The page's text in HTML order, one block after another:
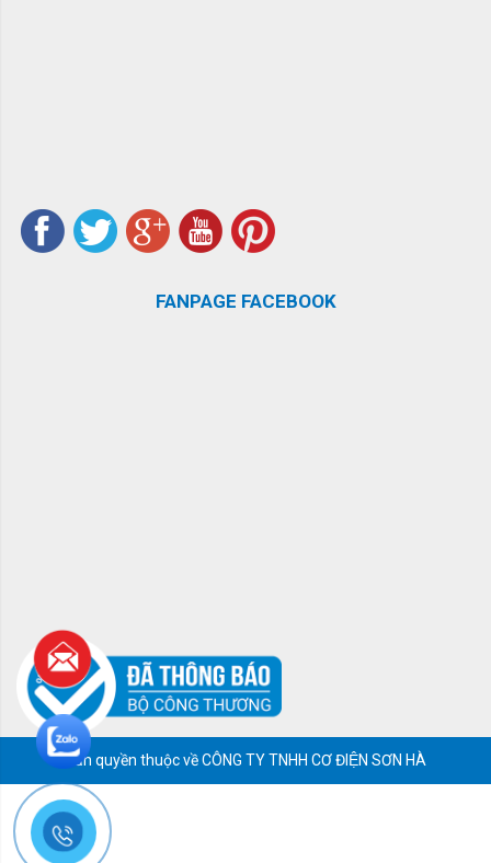
FANPAGE FACEBOOK
Bản quyền thuộc về CÔNG TY TNHH CƠ ĐIỆN SƠN HÀ